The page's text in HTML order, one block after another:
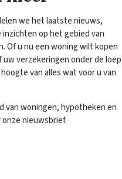
we het laatste nieuws,
op het gebied van
Of u nu een woning wilt kopen
verzekeringen onder de loep
van alles wat voor u van
van woningen, hypotheken en
onze nieuwsbrief.